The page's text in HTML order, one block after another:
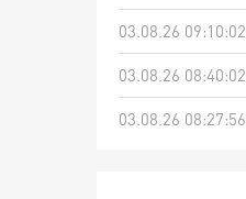
03.08.26 09:10:02
03.08.26 08:40:02
03.08.26 08:27:56